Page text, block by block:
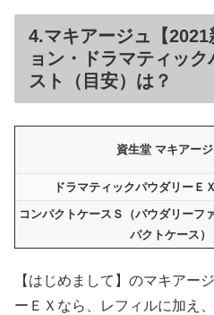
4.マキアージュ【
ョン・ドラマティッ
スト（目安）は？
資生堂 マキアージ
ドラマティックパウダリーＥ
コンパクトケースＳ（パウダリーフ
パクトケース）
【はじめまして】のマキアー
ーＥＸなら、レフィルに加え